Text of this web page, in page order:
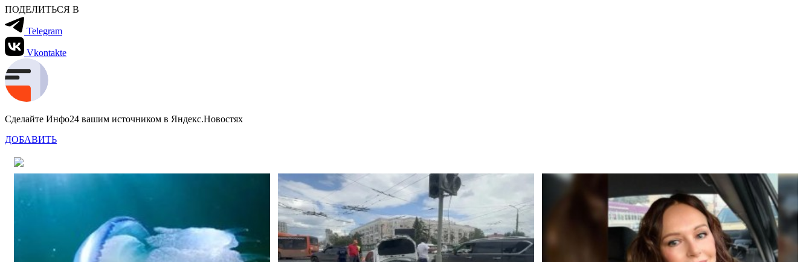
ПОДЕЛИТЬСЯ В
Telegram
Vkontakte
Сделайте Инфо24 вашим источником в Яндекс.Новостях
ДОБАВИТЬ